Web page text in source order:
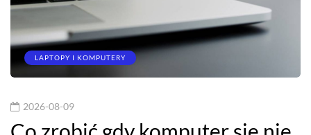
LAPTOPY I KOMPUTERY
2026-08-09